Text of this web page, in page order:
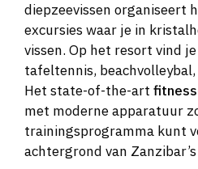
diepzeevissen organiseert
excursies waar je in
vissen. Op het resort vind
tafeltennis,
Het state-of-the-art
met moderne apparatuur
trainingsprogramma kunt
achtergrond van